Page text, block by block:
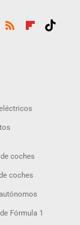
coches
coches
Fórmula 1